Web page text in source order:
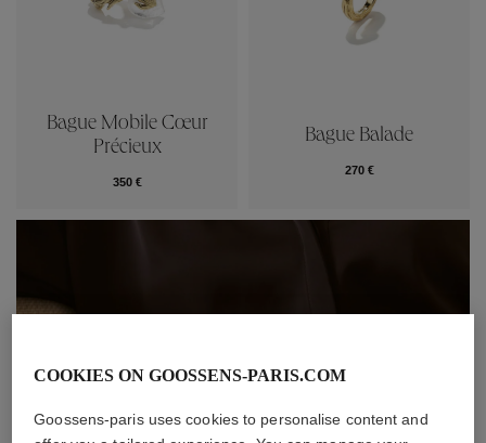
Bague Mobile Cœur
Précieux
350 €
Bague Balade
270 €
COOKIES ON GOOSSENS-PARIS.COM
Goossens-paris uses cookies to personalise content and